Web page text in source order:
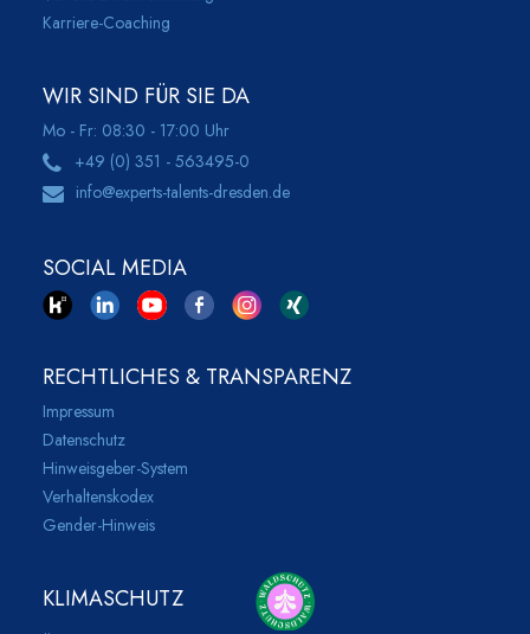
Karriere-Coaching
WIR SIND FÜR SIE DA
Mo - Fr: 08:30 - 17:00 Uhr
+49 (0) 351 - 563495-0
info@experts-talents-dresden.de
SOCIAL MEDIA
RECHTLICHES & TRANSPARENZ
Impressum
Datenschutz
Hinweisgeber-System
Verhaltenskodex
Gender-Hinweis
KLIMASCHUTZ